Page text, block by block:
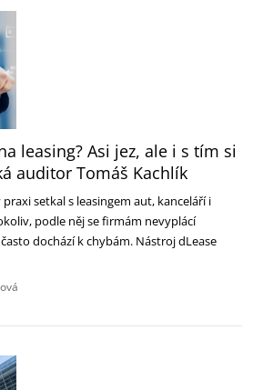
leasing? Asi jez, ale i s tím si
auditor Tomáš Kachlík
setkal s leasingem aut, kanceláří i
podle něj se firmám nevyplácí
dochází k chybám. Nástroj dLease